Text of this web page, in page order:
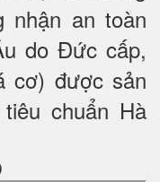
nhận an toàn
do Đức cấp,
cơ) được sản
chuẩn Hà